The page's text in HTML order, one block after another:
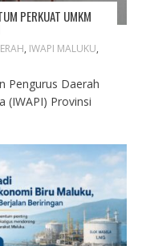
PERKUAT UMKM
, IWAPI MALUKU,
Pengurus Daerah
(IWAPI) Provinsi